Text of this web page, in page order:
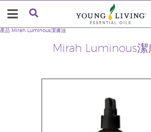
Mirah Luminous潔
產品 Mirah Luminous潔膚油